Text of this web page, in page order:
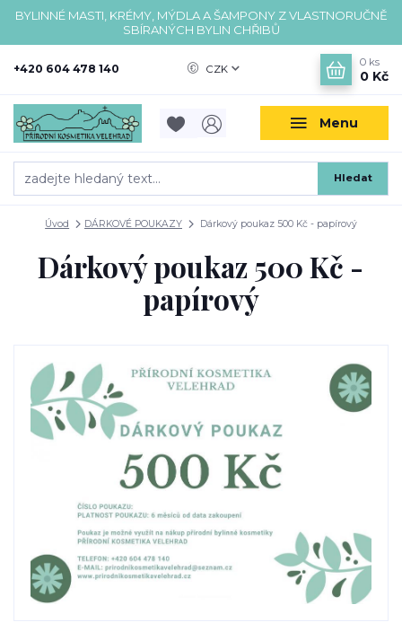
BYLINNÉ MASTI, KRÉMY, MÝDLA A ŠAMPONY Z VLASTNORUČNĚ
SBÍRANÝCH BYLIN CHŘIBŮ
Menu
CZK
Hledat
+420 604 478 140
0 ks
0 Kč
Úvod DÁRKOVÉ POUKAZY Dárkový poukaz 500 Kč - papírový
Dárkový poukaz 500 Kč -
papírový